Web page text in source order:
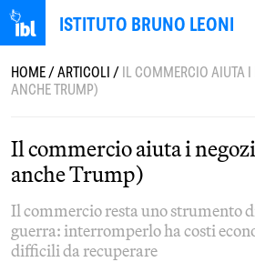
ISTITUTO BRUNO LEONI
HOME/ARTICOLI/IL COMMERCIO AIUTA
ANCHE TRUMP)
Il commercio aiuta i
anche Trump)
Il commercio resta uno strumento
guerra: interromperlo ha costi
difficili da recuperare